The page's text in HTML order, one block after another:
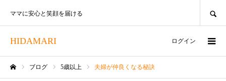
HIDAMARI
ママに安心と笑顔を届ける
ログイン
ブログ 5歳以上 夫婦が仲良くなる秘訣